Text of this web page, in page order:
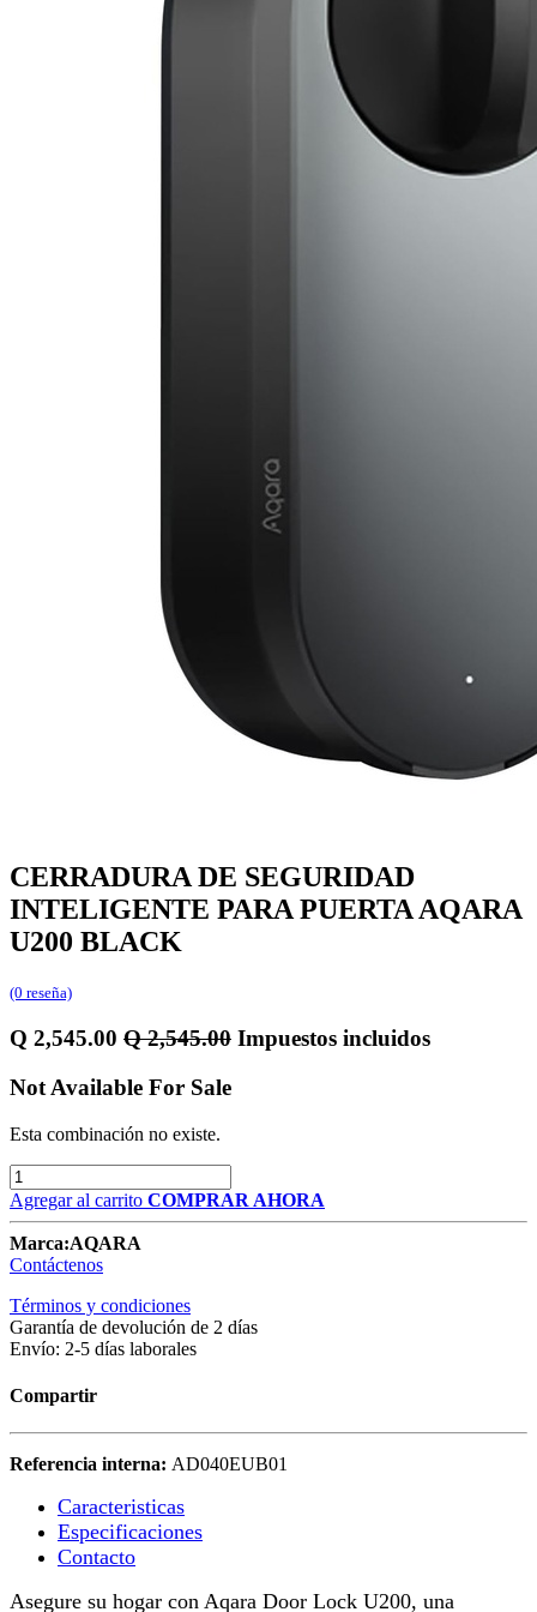
CERRADURA DE SEGURIDAD
INTELIGENTE PARA PUERTA AQARA
U200 BLACK
(0 reseña)
Q 2,545.00 Q2,545.00 Impuestos incluidos
Not Available For Sale
Esta combinación no existe.
Agregar al carrito COMPRAR AHORA
Marca:AQARA
Contáctenos
Términos y condiciones
Garantía de devolución de 2 días
Envío: 2-5 días laborales
Compartir
Referencia interna: AD040EUB01
Caracteristicas​
Especificaciones
Contacto
Asegure su hogar con Aqara Door Lock U200, una